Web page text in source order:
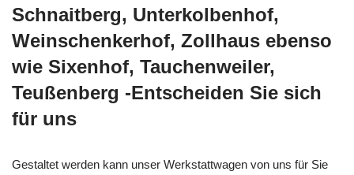
Schnaitberg, Unterkolbenhof,
Weinschenkerhof, Zollhaus ebenso
wie Sixenhof, Tauchenweiler,
Teußenberg -Entscheiden Sie sich
für uns
Gestaltet werden kann unser Werkstattwagen von uns für Sie